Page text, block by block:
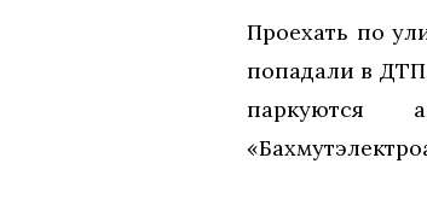
Проехать по
попадали в
паркуются